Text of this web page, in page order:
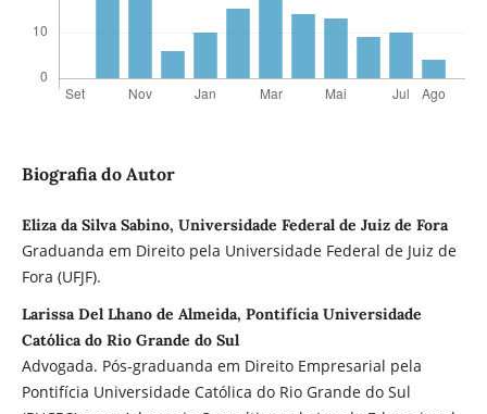
Biografia do Autor
Eliza da Silva Sabino, Universidade Federal de Juiz de Fora
Graduanda em Direito pela Universidade Federal de Juiz de
Fora (UFJF).
Larissa Del Lhano de Almeida, Pontifícia Universidade
Católica do Rio Grande do Sul
Advogada. Pós-graduanda em Direito Empresarial pela
Pontifícia Universidade Católica do Rio Grande do Sul